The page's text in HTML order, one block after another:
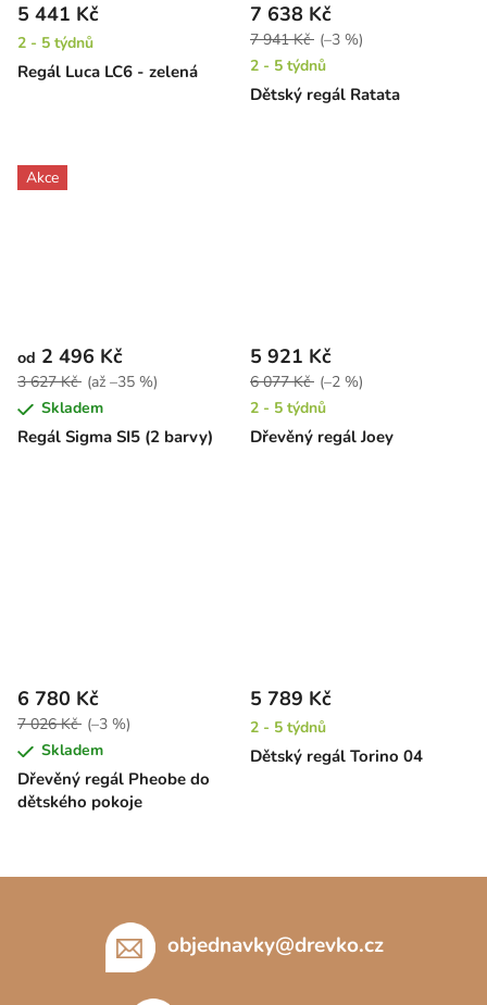
Regál Luca LC6 - zelená
5 441 Kč
2 - 5 týdnů
Dětský regál Ratata
7 638 Kč
7 941 Kč (–3 %)
2 - 5 týdnů
Akce
Regál Sigma SI5 (2 barvy)
od 2 496 Kč
3 627 Kč (až –35 %)
Skladem
Dřevěný regál Joey
5 921 Kč
6 077 Kč (–2 %)
2 - 5 týdnů
Dřevěný regál Pheobe do
dětského pokoje
6 780 Kč
7 026 Kč (–3 %)
Skladem
Dětský regál Torino 04
5 789 Kč
2 - 5 týdnů
objednavky@drevko.cz